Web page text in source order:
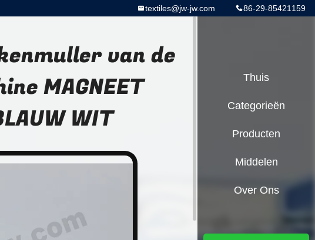
86-29-85421159
textiles@jw-jw.com
van de
MAGNEET
WIT
Thuis
Categorieën
Producten
Middelen
Over Ons